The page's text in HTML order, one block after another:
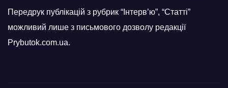
Передрук публікацій з рубрик “Інтерв’ю”, “Статті”
можливий лише з письмового дозволу редакції
Prybutok.com.ua.